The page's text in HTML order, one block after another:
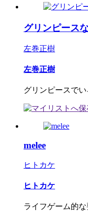
グリンピース
左巻正樹
左巻正樹
グリンピースで
melee
ヒトカケ
ヒトカケ
ライフゲーム的